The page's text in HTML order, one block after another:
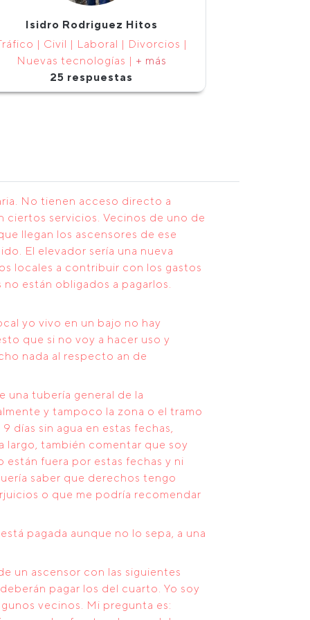
Isidro Rodriguez Hitos
| Civil | Laboral | Divorcios |
Nuevas tecnologías | + más
25 respuestas
No tienen acceso directo a
ciertos servicios. Vecinos de uno de
llegan los ascensores de ese
El elevador sería una nueva
locales a contribuir con los gastos
están obligados a pagarlos.
yo vivo en un bajo no hay
que si no voy a hacer uso y
nada al respecto an de
una tubería general de la
y tampoco la zona o el tramo
días sin agua en estas fechas,
largo, también comentar que soy
fuera por estas fechas y ni
saber que derechos tengo
o que me podría recomendar
pagada aunque no lo sepa, a una
un ascensor con las siguientes
pagar los del cuarto. Yo soy
vecinos. Mi pregunta es: